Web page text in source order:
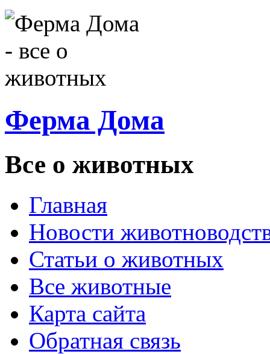
Ферма Дома
Все о животных
Главная
Новости
Статьи о животных
Все животные
Карта сайта
Обратная связь